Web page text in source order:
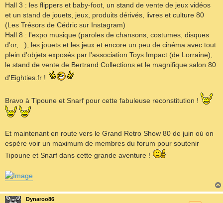
Hall 3 : les flippers et baby-foot, un stand de vente de jeux vidéos
et un stand de jouets, jeux, produits dérivés, livres et culture 80
(Les Trésors de Cédric sur Instagram)
Hall 8 : l'expo musique (paroles de chansons, costumes, disques
d'or,...), les jouets et les jeux et encore un peu de cinéma avec tout
plein d'objets exposés par l'association Toys Impact (de Lorraine),
le stand de vente de Bertrand Collections et le magnifique salon 80
d'Eighties.fr !
Bravo à Tipoune et Snarf pour cette fabuleuse reconstitution !
Et maintenant en route vers le Grand Retro Show 80 de juin où on
espère voir un maximum de membres du forum pour soutenir
Tipoune et Snarf dans cette grande aventure !
Dynaroo86